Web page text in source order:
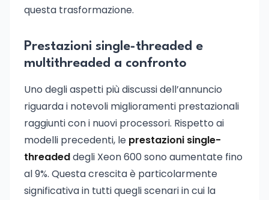
questa trasformazione.
Prestazioni single-threaded e
multithreaded a confronto
Uno degli aspetti più discussi dell’annuncio
riguarda i notevoli miglioramenti prestazionali
raggiunti con i nuovi processori. Rispetto ai
modelli precedenti, le prestazioni single-
threadeddegli Xeon 600 sono aumentate fino
al 9%. Questa crescita è particolarmente
significativa in tutti quegli scenari in cui la